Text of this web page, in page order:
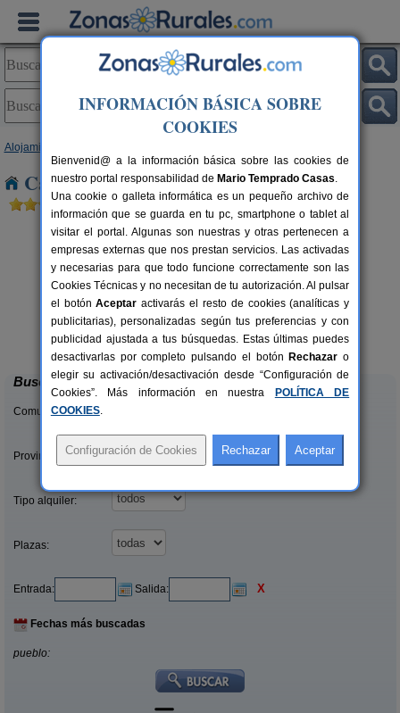
Alojamientos
Casas Rurales cerca de Los Balbases
4-10+1 pers.
desde21 €
La Morera de Agustina
Villanueva de Carazo (Burgos)
Buscar
Comunidades:
Provincias/Islas:
Tipo alquiler:
Plazas:
Entrada: Salida: X
Fechas más buscadas
pueblo:
INFORMACIÓN BÁSICA SOBRE
COOKIES
Bienvenid@ a la información básica sobre las cookies de
nuestro portal responsabilidad de Mario Temprado Casas.
Una cookie o galleta informática es un pequeño archivo de
información que se guarda en tu pc, smartphone o tablet al
visitar el portal. Algunas son nuestras y otras pertenecen a
empresas externas que nos prestan servicios. Las activadas
y necesarias para que todo funcione correctamente son las
Cookies Técnicas y no necesitan de tu autorización. Al pulsar
el botónAceptar activarás el resto de cookies (analíticas y
publicitarias), personalizadas según tus preferencias y con
publicidad ajustada a tus búsquedas. Estas últimas puedes
desactivarlas por completo pulsando el botón Rechazar o
elegir su activación/desactivación desde “Configuración de
Cookies”. Más información en nuestra
POLÍTICA DE
COOKIES.